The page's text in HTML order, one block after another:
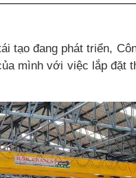
tạo đang phát triển,
mình với việc lắp đặt